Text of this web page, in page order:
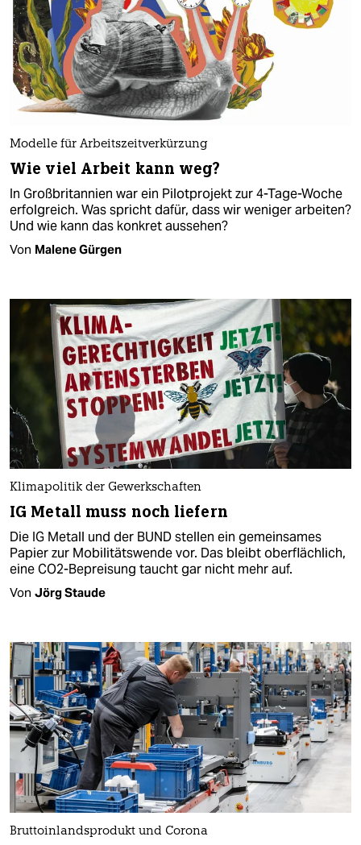
Modelle für Arbeitszeitverkürzung
Wie viel Arbeit kann weg?
In Großbritannien war ein Pilotprojekt zur 4-Tage-Woche
erfolgreich. Was spricht dafür, dass wir weniger arbeiten?
Und wie kann das konkret aussehen?
Von Malene Gürgen
Klimapolitik der Gewerkschaften
IG Metall muss noch liefern
Die IG Metall und der BUND stellen ein gemeinsames
Papier zur Mobilitätswende vor. Das bleibt oberflächlich,
eine CO2-Bepreisung taucht gar nicht mehr auf.
Von Jörg Staude
Bruttoinlandsprodukt und Corona